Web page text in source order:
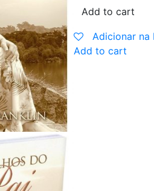
Add to cart
Adicionar na
Add to cart